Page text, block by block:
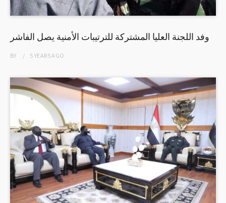
وفد اللجنة العليا المشتركة للترتيبات الأمنية يصل الفاشر
BY 5 YEARSAGO